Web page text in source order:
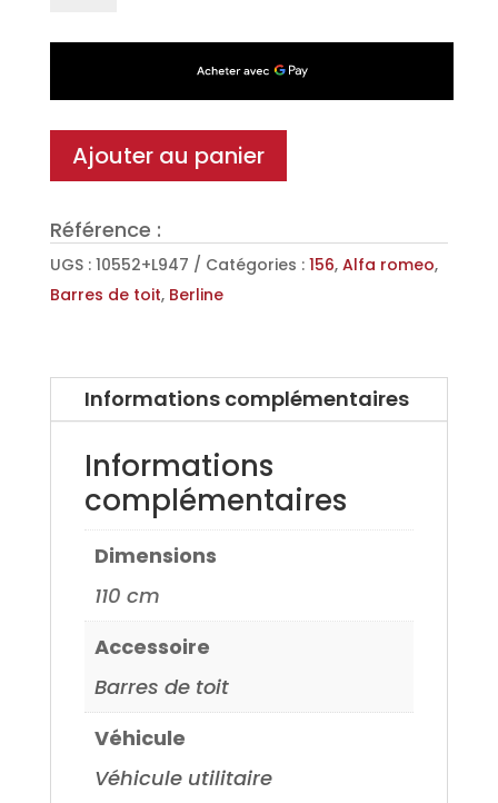
toit
en
Acier
pour
156
Berline
Ajouter au panier
Référence :
UGS : 10552+L947 Catégories : 156, Alfa romeo,
Barres de toit, Berline
Informations complémentaires
Informations
complémentaires
Dimensions
110 cm
Accessoire
Barres de toit
Véhicule
Véhicule utilitaire